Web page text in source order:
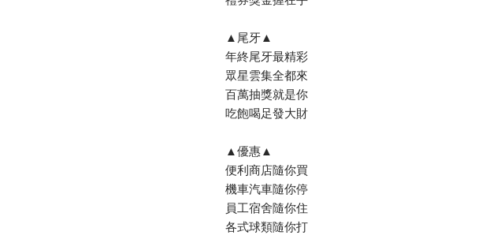
▲尾牙▲
年終尾牙最精彩
眾星雲集全都來
百萬抽獎就是你
吃飽喝足發大財
▲優惠▲
便利商店隨你買
機車汽車隨你停
員工宿舍隨你住
各式球類隨你打